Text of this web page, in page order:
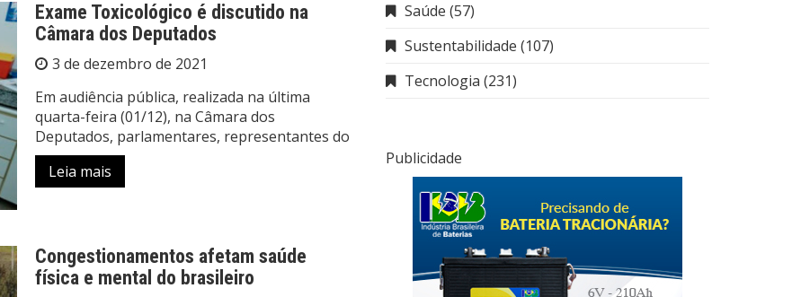
Exame Toxicológico é discutido na
Câmara dos Deputados
3 de dezembro de 2021
Em audiência pública, realizada na última
quarta-feira (01/12), na Câmara dos
Deputados, parlamentares, representantes do
Leia mais
Congestionamentos afetam saúde
física e mental do brasileiro
Saúde (57)
Sustentabilidade (107)
Tecnologia (231)
Publicidade